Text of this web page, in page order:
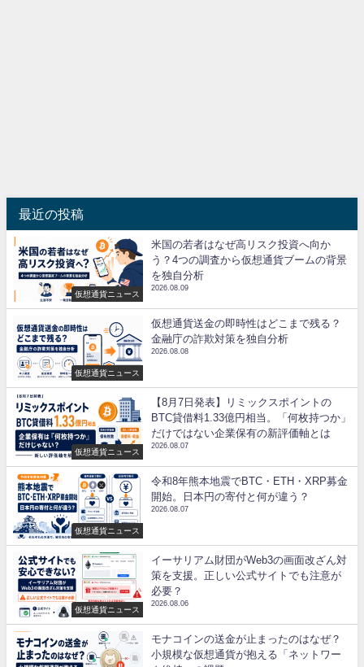
最近の投稿
仮想通貨ニュース
米国の若者はなぜ高リスク投資へ向か
う？4つの調査から仮想通貨ブームの背景
を独自分析
2026.08.09
仮想通貨ニュース
仮想通貨送金の即時性はどこまで残る？
金融庁の詐欺対策を独自分析
2026.08.08
仮想通貨ニュース
【8月7日発表】リミックスポイントの
BTC貸借料1.33億円相当。「何枚持つか」
だけではない企業保有の新評価軸とは
2026.08.07
仮想通貨ニュース
令和8年熊本地震でBTC・ETH・XRP募金
開始。日本円の寄付と何が違う？
2026.08.07
仮想通貨ニュース
イーサリアム財団がWeb3の画面改ざん対
策を支援。正しい公式サイトでも注意が
必要？
2026.08.06
モナコインの送金が止まったのはなぜ？
小規模な仮想通貨が抱える「ネットワー